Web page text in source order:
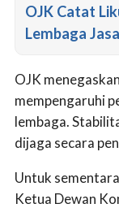
OJK Catat
Lembaga
OJK
mempengaruhi
lembaga.
dijaga secara
Untuk
Ketua Dewan